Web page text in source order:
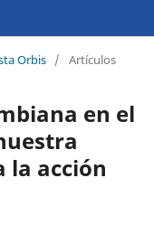
Orbis / Artículos
en el
la acción